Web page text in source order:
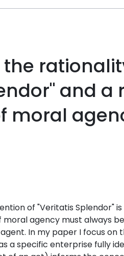
and a
moral
of "Veritatis Splendor"
agency must always
In my paper I focus on
a specific enterprise fully